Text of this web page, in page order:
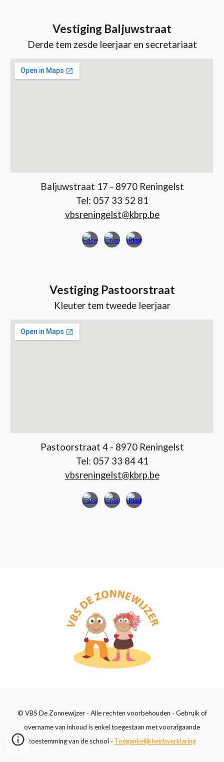
Vestiging Baljuwstraat
Derde tem zesde leerjaar en secretariaat
Baljuwstraat 17 - 8970 Reningelst
Tel: 057 33 52 81
vbsreningelst@kbrp.be
Vestiging Pastoorstraat
Kleuter tem tweede leerjaar
Pastoorstraat 4 - 8970 Reningelst
Tel: 057 33 84 41
vbsreningelst@kbrp.be
© VBS De Zonnewijzer - Alle rechten voorbehouden - Gebruik of
overname van inhoud is enkel toegestaan met voorafgaande
toestemming van de school - Toegankelijkheidsverklaring